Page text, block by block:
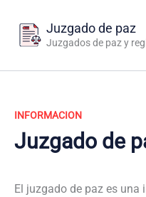
contenido
Juzgado de paz
Juzgados de paz y
INFORMACION
Juzgado de
El juzgado de paz es